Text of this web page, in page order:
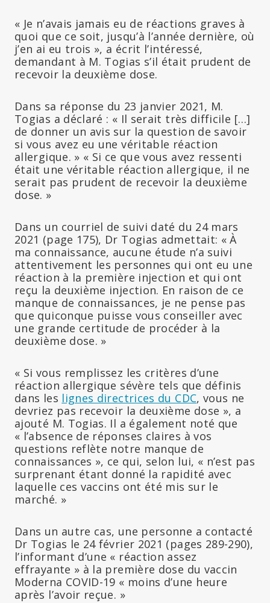
« Je n’avais jamais eu de réactions graves à
quoi que ce soit, jusqu’à l’année dernière, où
j’en ai eu trois », a écrit l’intéressé,
demandant à M. Togias s’il était prudent de
recevoir la deuxième dose.
Dans sa réponse du 23 janvier 2021, M.
Togias a déclaré : « Il serait très difficile […]
de donner un avis sur la question de savoir
si vous avez eu une véritable réaction
allergique. » « Si ce que vous avez ressenti
était une véritable réaction allergique, il ne
serait pas prudent de recevoir la deuxième
dose. »
Dans un courriel de suivi daté du 24 mars
2021 (page 175), Dr Togias admettait: « À
ma connaissance, aucune étude n’a suivi
attentivement les personnes qui ont eu une
réaction à la première injection et qui ont
reçu la deuxième injection. En raison de ce
manque de connaissances, je ne pense pas
que quiconque puisse vous conseiller avec
une grande certitude de procéder à la
deuxième dose. »
« Si vous remplissez les critères d’une
réaction allergique sévère tels que définis
dans les lignes directrices du CDC, vous ne
devriez pas recevoir la deuxième dose », a
ajouté M. Togias. Il a également noté que
« l’absence de réponses claires à vos
questions reflète notre manque de
connaissances », ce qui, selon lui, « n’est pas
surprenant étant donné la rapidité avec
laquelle ces vaccins ont été mis sur le
marché. »
Dans un autre cas, une personne a contacté
Dr Togias le 24 février 2021 (pages 289-290),
l’informant d’une « réaction assez
effrayante » à la première dose du vaccin
Moderna COVID-19 « moins d’une heure
après l’avoir reçue. »